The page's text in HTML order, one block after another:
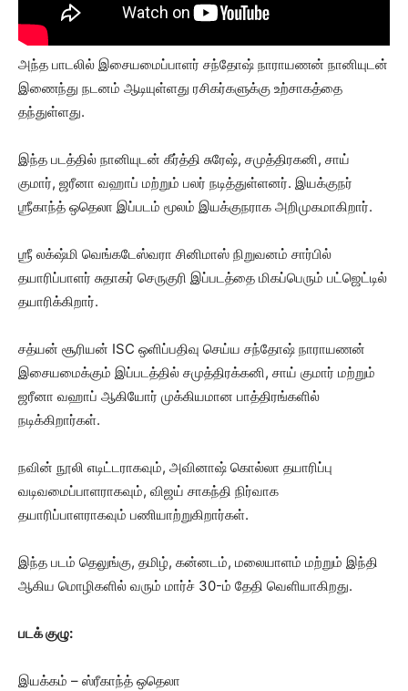
அந்த பாடலில் இசையமைப்பாளர் சந்தோஷ் நாராயணன் நானியுடன்
இணைந்து நடனம் ஆடியுள்ளது ரசிகர்களுக்கு உற்சாகத்தை
தந்துள்ளது.
இந்த படத்தில் நானியுடன் கீர்த்தி சுரேஷ், சமுத்திரகனி, சாய்
குமார், ஜரீனா வஹாப் மற்றும் பலர் நடித்துள்ளனர். இயக்குநர்
ஶ்ரீகாந்த் ஒதெலா இப்படம் மூலம் இயக்குநராக அறிமுகமாகிறார்.
ஶ்ரீ லக்‌ஷ்மி வெங்கடேஸ்வரா சினிமாஸ் நிறுவனம் சார்பில்
தயாரிப்பாளர் சுதாகர் செருகுரி இப்படத்தை மிகப்பெரும் பட்ஜெட்டில்
தயாரிக்கிறார்.
சத்யன் சூரியன் ISC ஒளிப்பதிவு செய்ய சந்தோஷ் நாராயணன்
இசையமைக்கும் இப்படத்தில் சமுத்திரக்கனி, சாய் குமார் மற்றும்
ஜரீனா வஹாப் ஆகியோர் முக்கியமான பாத்திரங்களில்
நடிக்கிறார்கள்.
நவின் நூலி எடிட்டராகவும், அவினாஷ் கொல்லா தயாரிப்பு
வடிவமைப்பாளராகவும், விஜய் சாகந்தி நிர்வாக
தயாரிப்பாளராகவும் பணியாற்றுகிறார்கள்.
இந்த படம் தெலுங்கு, தமிழ், கன்னடம், மலையாளம் மற்றும் இந்தி
ஆகிய மொழிகளில் வரும் மார்ச் 30-ம் தேதி வெளியாகிறது.
படக் குழு:
இயக்கம் – ஸ்ரீகாந்த் ஒதெலா